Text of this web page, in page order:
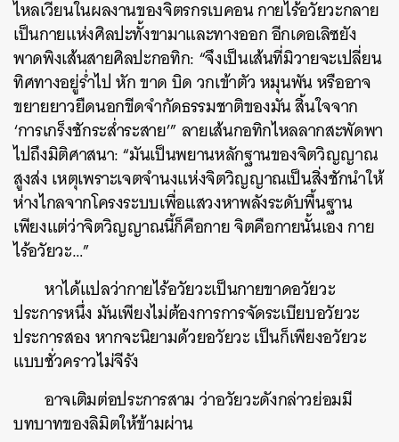
ไหลเวียนในผลงานของจิตรกรเบคอน กายไร้อวัยวะกลาย
เป็นกายแห่งศิลปะทั้งขามาและทางออก อีกเดอเลิซยัง
พาดพิงเส้นสายศิลปะกอทิก: “จึงเป็นเส้นที่มิวายจะเปลี่ยน
ทิศทางอยู่ร่ำไป หัก ขาด บิด วกเข้าตัว หมุนพัน หรืออาจ
ขยายยาวยืดนอกขีดจำกัดธรรมชาติของมัน สิ้นใจจาก
‘การเกร็งชักระส่ำระสาย’” ลายเส้นกอทิกไหลลากสะพัดพา
ไปถึงมิติศาสนา: “มันเป็นพยานหลักฐานของจิตวิญญาณ
สูงส่ง เหตุเพราะเจตจำนงแห่งจิตวิญญาณเป็นสิ่งชักนำให้
ห่างไกลจากโครงระบบเพื่อแสวงหาพลังระดับพื้นฐาน
เพียงแต่ว่าจิตวิญญาณนี้ก็คือกาย จิตคือกายนั้นเอง กาย
ไร้อวัยวะ…”
หาได้แปลว่ากายไร้อวัยวะเป็นกายขาดอวัยวะ
ประการหนึ่ง มันเพียงไม่ต้องการการจัดระเบียบอวัยวะ
ประการสอง หากจะนิยามด้วยอวัยวะ เป็นก็เพียงอวัยวะ
แบบชั่วคราวไม่จีรัง
อาจเติมต่อประการสาม ว่าอวัยวะดังกล่าวย่อมมี
บทบาทของลิมิตให้ข้ามผ่าน